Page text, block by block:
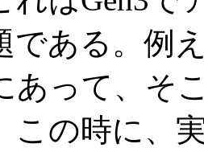
である。例
あって、そ
この時に、